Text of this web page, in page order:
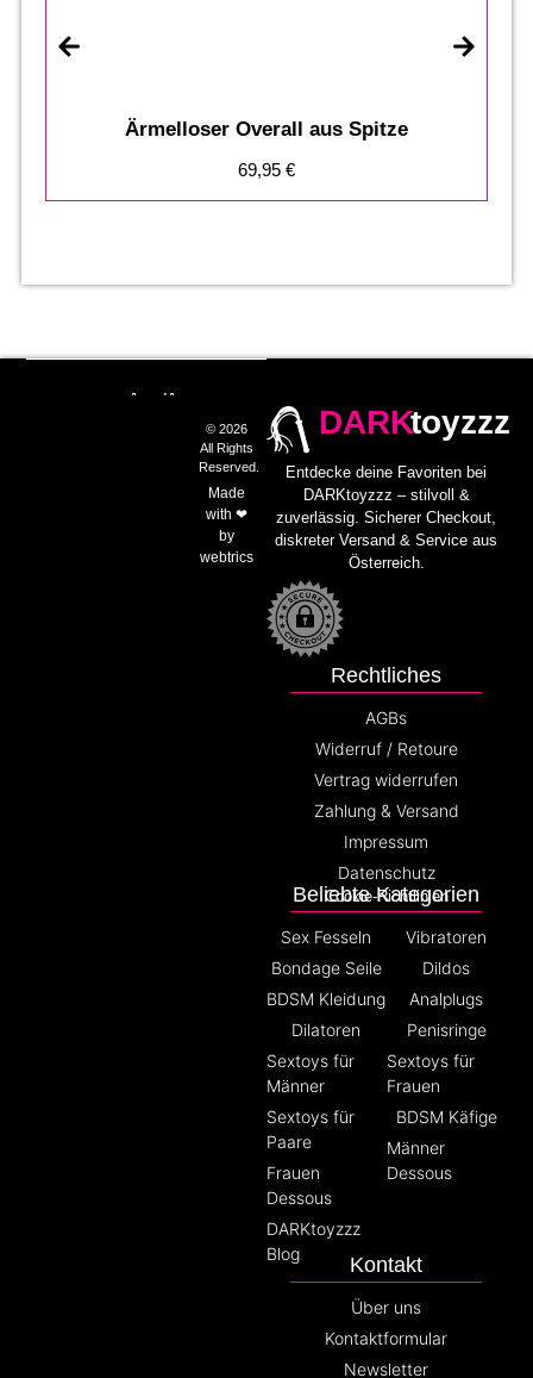
Ärmelloser Overall aus Spitze
69,95 €
DARKtoyzzz
Entdecke deine Favoriten bei
DARKtoyzzz – stilvoll &
zuverlässig. Sicherer Checkout,
diskreter Versand & Service aus
Österreich.
Beliebte Kategorien
Sex Fesseln
Bondage Seile
BDSM Kleidung
Dilatoren
Sextoys für
Männer
Sextoys für
Paare
Frauen
Dessous
DARKtoyzzz
Blog
Vibratoren
Dildos
Analplugs
Penisringe
Sextoys für
Frauen
BDSM Käfige
Männer
Dessous
Rechtliches
AGBs
Widerruf / Retoure
Vertrag widerrufen
Zahlung & Versand
Impressum
Datenschutz
Cookie-Richtlinien
Kontakt
Über uns
Kontaktformular
Newsletter
© 2026
All Rights
Reserved.
Made
with ❤
by
webtrics